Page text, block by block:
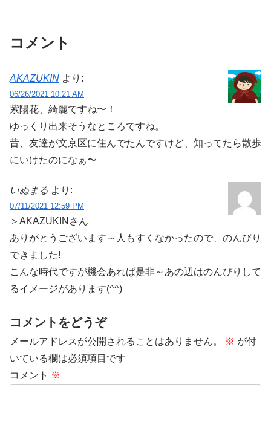
コメント
AKAZUKIN より:
06/26/2021 10:21 AM
紫陽花、綺麗ですね〜！
ゆっくり出来そうなところですね。
昔、友達が文京区に住んでたんですけど、知ってたら散歩
にいけたのになぁ〜
いぬまる より:
07/11/2021 12:59 PM
＞AKAZUKINさん
ありがとうございます～人もすくなかったので、のんびり
できました!
こんな時代ですが機会あれば是非～あの辺はのんびりして
るイメージがあります(^^)
コメントをどうぞ
メールアドレスが公開されることはありません。 ※ が付
いている欄は必須項目です
コメント ※